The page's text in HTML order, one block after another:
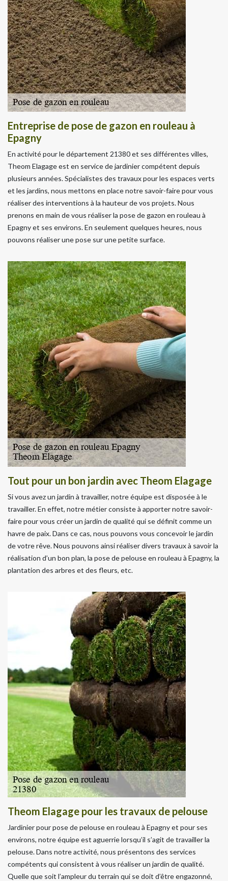
Entreprise de pose de gazon en rouleau à
Epagny
En activité pour le département 21380 et ses différentes villes,
Theom Elagage est en service de jardinier compétent depuis
plusieurs années. Spécialistes des travaux pour les espaces verts
et les jardins, nous mettons en place notre savoir-faire pour vous
réaliser des interventions à la hauteur de vos projets. Nous
prenons en main de vous réaliser la pose de gazon en rouleau à
Epagny et ses environs. En seulement quelques heures, nous
pouvons réaliser une pose sur une petite surface.
Tout pour un bon jardin avec Theom Elagage
Si vous avez un jardin à travailler, notre équipe est disposée à le
travailler. En effet, notre métier consiste à apporter notre savoir-
faire pour vous créer un jardin de qualité qui se définit comme un
havre de paix. Dans ce cas, nous pouvons vous concevoir le jardin
de votre rêve. Nous pouvons ainsi réaliser divers travaux à savoir la
réalisation d’un bon plan, la pose de pelouse en rouleau à Epagny, la
plantation des arbres et des fleurs, etc.
Theom Elagage pour les travaux de pelouse
Jardinier pour pose de pelouse en rouleau à Epagny et pour ses
environs, notre équipe est aguerrie lorsqu’il s’agit de travailler la
pelouse. Dans notre activité, nous présentons des services
compétents qui consistent à vous réaliser un jardin de qualité.
Quelle que soit l’ampleur du terrain qui se doit d’être engazonné,